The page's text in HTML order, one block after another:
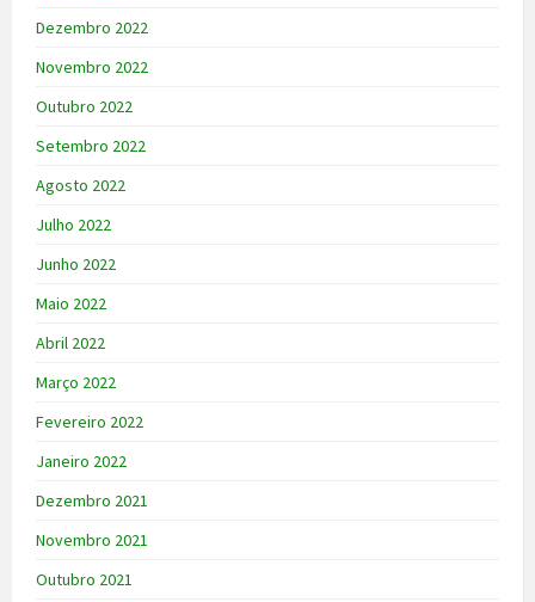
Dezembro 2022
Novembro 2022
Outubro 2022
Setembro 2022
Agosto 2022
Julho 2022
Junho 2022
Maio 2022
Abril 2022
Março 2022
Fevereiro 2022
Janeiro 2022
Dezembro 2021
Novembro 2021
Outubro 2021